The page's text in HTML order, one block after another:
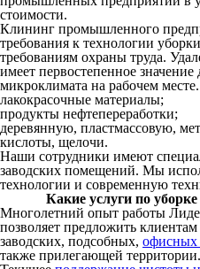
стоимости.
Клининг промышленного
требования к технологии
требованиям охраны труда.
имеет первостепенное значение
микроклимата на рабочем
лакокрасочные материалы;
продукты нефтепереработки;
деревянную, пластмассовую,
кислоты, щелочи.
Наши сотрудники имеют
заводских помещений. Мы
технологии и современную
Какие услуги по
Многолетний опыт работы
позволяет предложить
заводских, подсобных, офисных
также прилегающей территории.